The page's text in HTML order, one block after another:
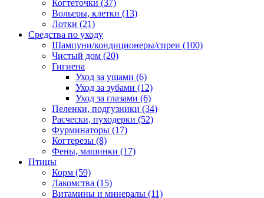
Когтеточки (37)
Вольеры, клетки (13)
Лотки (21)
Средства по уходу
Шампуни/кондиционеры/спреи (100)
Чистый дом (20)
Гигиена
Уход за ушами (6)
Уход за зубами (12)
Уход за глазами (6)
Пеленки, подгузники (34)
Расчески, пуходерки (52)
Фурминаторы (17)
Когтерезы (8)
Фены, машинки (17)
Птицы
Корм (59)
Лакомства (15)
Витамины и минералы (11)